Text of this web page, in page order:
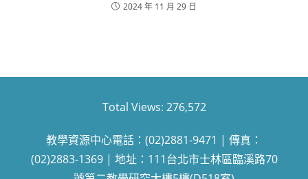
2024 年 11 月 29 日
Total Views: 276,572
教學資源中心電話：(02)2881-9471 | 傳真：
(02)2883-1369 | 地址：111台北市士林區臨溪路70